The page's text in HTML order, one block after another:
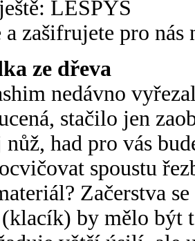
LESPÝŠ
zašifrujete pro nás
ze dřeva
nedávno
stačilo jen
nůž, had pro vás
spoustu
Začerstva
by mělo být